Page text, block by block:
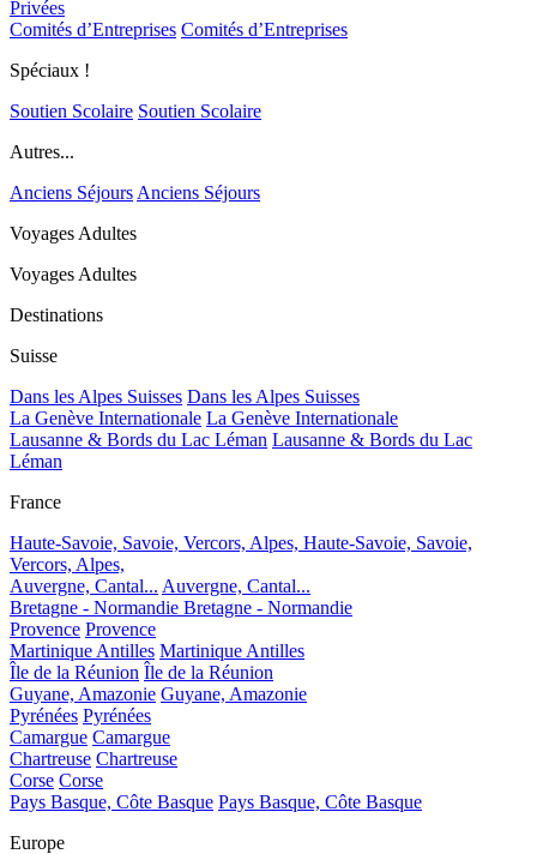
Privées
Comités d’Entreprises Comités d’Entreprises
Spéciaux !
Soutien Scolaire Soutien Scolaire
Autres...
Anciens Séjours Anciens Séjours
Voyages Adultes
Voyages Adultes
Destinations
Suisse
Dans les Alpes Suisses Dans les Alpes Suisses
La Genève Internationale La Genève Internationale
Lausanne & Bords du Lac Léman Lausanne & Bords du Lac
Léman
France
Haute-Savoie, Savoie, Vercors, Alpes, Haute-Savoie, Savoie,
Vercors, Alpes,
Auvergne, Cantal... Auvergne, Cantal...
Bretagne - Normandie Bretagne - Normandie
Provence Provence
Martinique Antilles Martinique Antilles
Île de la Réunion Île de la Réunion
Guyane, Amazonie Guyane, Amazonie
Pyrénées Pyrénées
Camargue Camargue
Chartreuse Chartreuse
Corse Corse
Pays Basque, Côte Basque Pays Basque, Côte Basque
Europe